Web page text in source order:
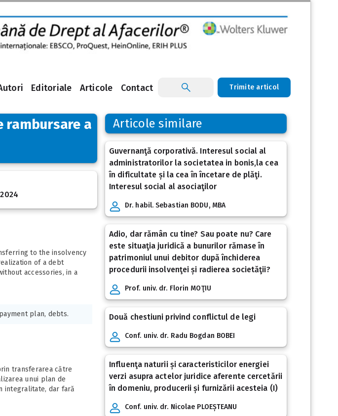
Editoriale Articole Contact Trimite articol
rambursare a
to the insolvency
of a debt
accessories, in a
plan, debts.
transferarea către
unui plan de
integralitate, dar fară
Articole similare
Guvernanţă corporativă. Interesul social al
administratorilor la societatea in bonis,la cea
în dificultate și la cea în încetare de plăţi.
Interesul social al asociaţilor
Dr. habil. Sebastian BODU, MBA
Adio, dar rămân cu tine? Sau poate nu? Care
este situaţia juridică a bunurilor rămase în
patrimoniul unui debitor după închiderea
procedurii insolvenţei și radierea societăţii?
Prof. univ. dr. Florin MOŢIU
Două chestiuni privind conflictul de legi
Conf. univ. dr. Radu Bogdan BOBEI
Influenţa naturii și caracteristicilor energiei
verzi asupra actelor juridice aferente cercetării
în domeniu, producerii și furnizării acesteia (I)
Conf. univ. dr. Nicolae PLOEȘTEANU